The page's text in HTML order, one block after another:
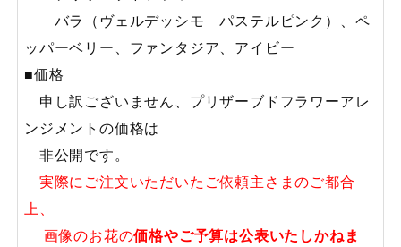
バラ（ヴェルデッシモ パステルピンク）、ペ
ッパーベリー、ファンタジア、アイビー
■価格
申し訳ございません、プリザーブドフラワーアレ
ンジメントの価格は
非公開です。
実際にご注文いただいたご依頼主さまのご都合
上、
画像のお花の価格やご予算は公表いたしかねま